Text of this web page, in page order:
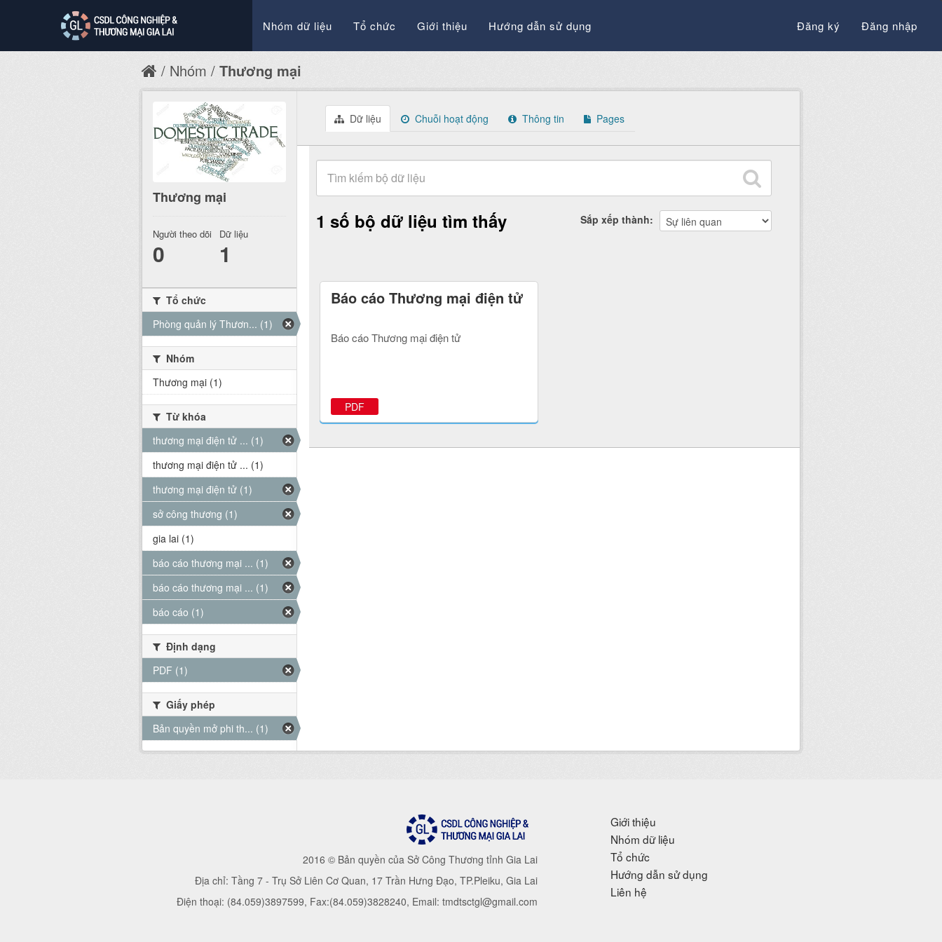
Nhóm dữ liệu Tổ chức Giới thiệu Hướng dẫn sử dụng Đăng ký Đăng nhập
Nhóm Thương mại
Dữ liệu Chuỗi hoạt động Thông tin Pages
Sắp xếp thành
1 số bộ dữ liệu tìm thấy
Báo cáo Thương mại điện tử
Báo cáo Thương mại điện tử
PDF
Thương mại
Người theo dõi
0
Dữ liệu
1
Tổ chức
Phòng quản lý Thươn... (1)
Nhóm
Thương mại (1)
Từ khóa
thương mại điện tử ... (1)
thương mại điện tử ... (1)
thương mại điện tử (1)
sở công thương (1)
gia lai (1)
báo cáo thương mại ... (1)
báo cáo thương mại ... (1)
báo cáo (1)
Định dạng
PDF (1)
Giấy phép
Bản quyền mở phi th... (1)
2016 © Bản quyền của Sở Công Thương tỉnh Gia Lai
Địa chỉ: Tầng 7 - Trụ Sở Liên Cơ Quan, 17 Trần Hưng Đạo, TP.Pleiku, Gia Lai
Điện thoại: (84.059)3897599, Fax:(84.059)3828240, Email: tmdtsctgl@gmail.com
Giới thiệu
Nhóm dữ liệu
Tổ chức
Hướng dẫn sử dụng
Liên hệ